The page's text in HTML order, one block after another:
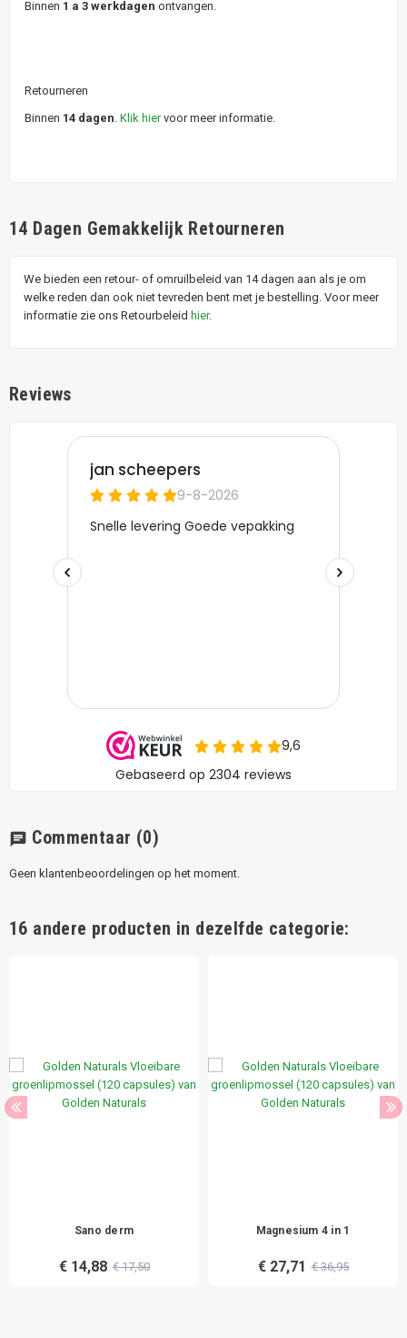
Binnen 1 a 3 werkdagen ontvangen.
Retourneren
Binnen 14 dagen. Klik hiervoor meer informatie.
14 Dagen Gemakkelijk Retourneren
We bieden een retour- of omruilbeleid van 14 dagen aan als je om
welke reden dan ook niet tevreden bent met je bestelling. Voor meer
informatie zie ons Retourbeleid hier.
Reviews
chat Commentaar (0)
Geen klantenbeoordelingen op het moment.
16 andere producten in dezelfde categorie:
Sano derm
€ 14,88 € 17,50
Magnesium 4 in 1
€ 27,71 € 36,95